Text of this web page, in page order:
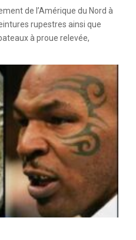
de l’Amérique du Nord à
rupestres ainsi que
à proue relevée,